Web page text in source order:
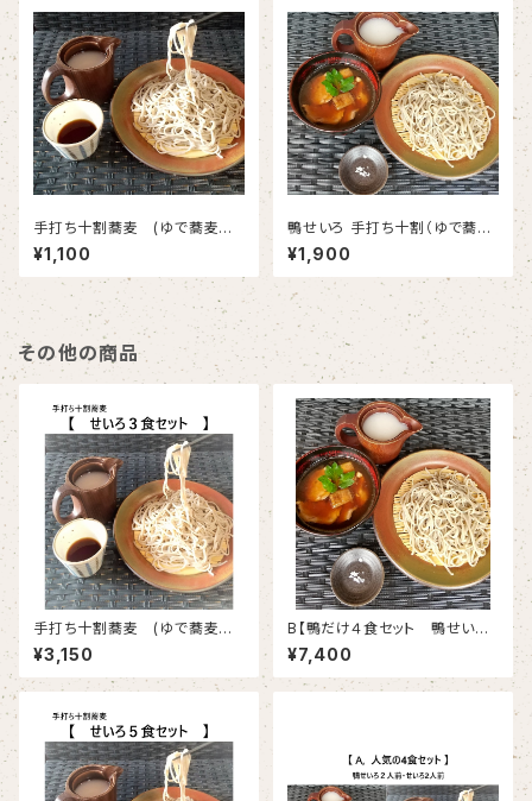
手打ち十割蕎麦 (ゆで蕎麦冷
凍)1人前 蕎麦つゆ、そば湯付
き
¥1,100
鴨せいろ 手打ち十割（ゆで蕎麦
冷凍）1人前
¥1,900
その他の商品
手打ち十割蕎麦 (ゆで蕎麦冷
凍)3人前 蕎麦つゆ、そば湯付
き
¥3,150
B【鴨だけ４食セット 鴨せいろ
４人前】
¥7,400